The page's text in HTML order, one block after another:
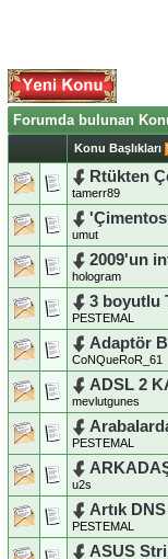
Forumda bulunan
Konu Başlıkları
Rtükten
tamerr89
umut
2009'un
hologram
3 boyutlu
PESTEMAL
Adaptör
CoNQueRoR_61
ADSL 2
mevlutgunes
PESTEMAL
u2s
Artık
PESTEMAL
ASUS